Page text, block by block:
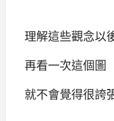
理解這些觀念以
再看一次這個圖
就不會覺得很誇